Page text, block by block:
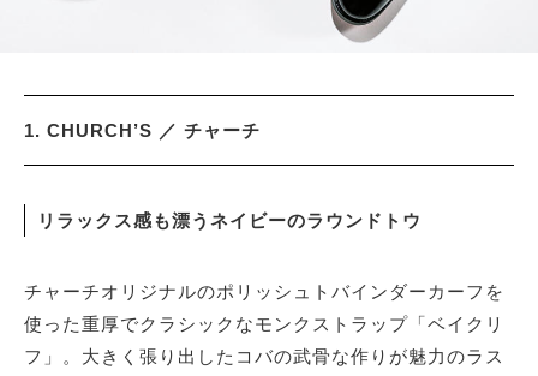
1. CHURCH’S ／ チャーチ
リラックス感も漂うネイビーのラウンドトウ
チャーチオリジナルのポリッシュトバインダーカーフを
使った重厚でクラシックなモンクストラップ「ベイクリ
フ」。大きく張り出したコバの武骨な作りが魅力のラス